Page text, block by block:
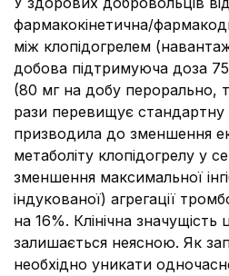
фармакокінетична/
між клопідогрелем
добова підтримуюча доза
(80 мг на добу перорально,
рази перевищує
призводила до зменшення
метаболіту клопідогрелу у
зменшення максимальної
індукованої) агрегації
на 16%. Клінічна значущість
залишається неясною. Як
необхідно уникати